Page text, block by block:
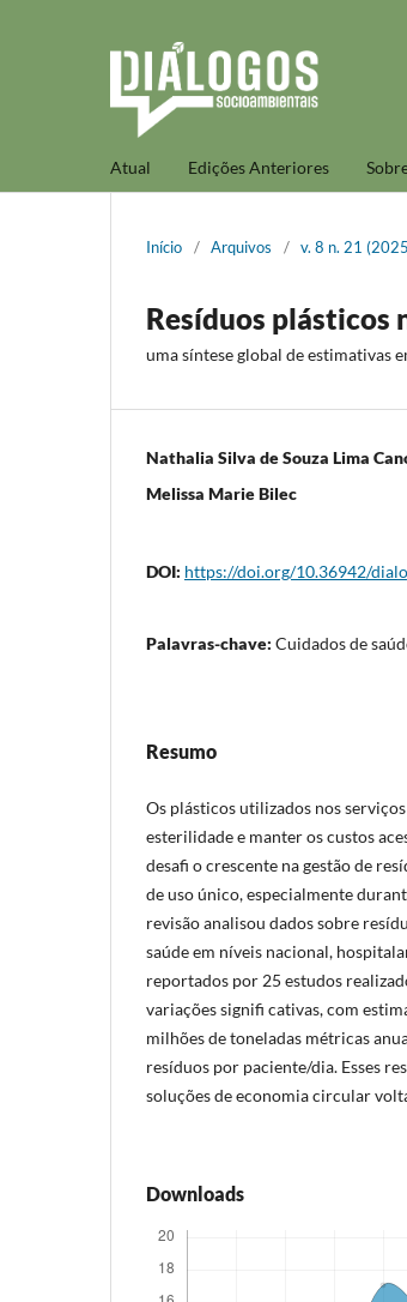
Atual Edições Anteriores
Início / Arquivos / v. 8 n. 21
Resíduos plásticos
uma síntese global de estimativas
Nathalia Silva de Souza Lima
Melissa Marie Bilec
DOI: https://doi.org/10.36942/
Palavras-chave: Cuidados de
Resumo
Os plásticos utilizados nos
esterilidade e manter os custos
desafi o crescente na gestão de
de uso único, especialmente
revisão analisou dados sobre
saúde em níveis nacional,
reportados por 25 estudos
variações signifi cativas, com
milhões de toneladas métricas
resíduos por paciente/dia. Esses
soluções de economia circular
Downloads